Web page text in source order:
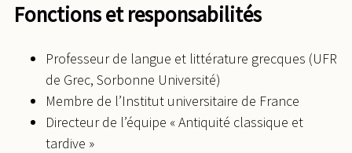
Fonctions et responsabilités
Professeur de langue et littérature grecques (UFR
de Grec, Sorbonne Université)
Membre de l’Institut universitaire de France
Directeur de l’équipe « Antiquité classique et
tardive »